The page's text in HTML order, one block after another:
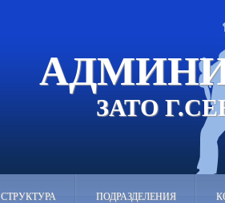
ЗАТО
СТРУКТУРА ПОДРАЗДЕЛЕНИЯ